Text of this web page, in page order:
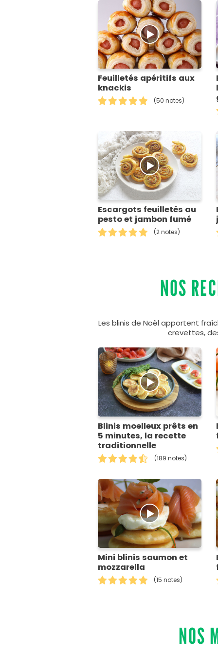
Feuilletés apéritifs aux
knackis
(50 notes)
Escargots feuilletés au
pesto et jambon fumé
(2 notes)
NOS
Les blinis de Noël apportent
crevettes,
Blinis moelleux prêts en
5 minutes, la recette
traditionnelle
(189 notes)
Mini blinis saumon et
mozzarella
(15 notes)
NOS